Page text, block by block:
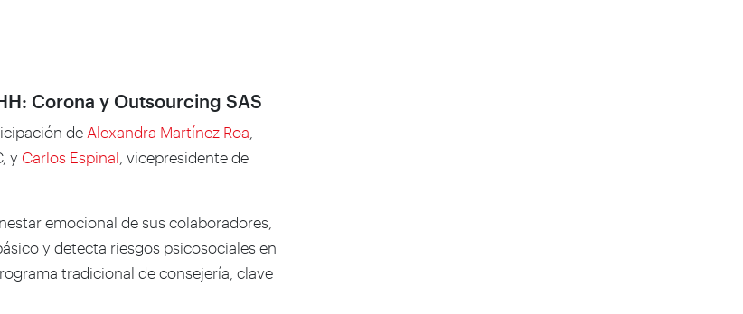
Corona y Outsourcing SAS
de Alexandra Martínez Roa
y Carlos Espinal , vicepresidente de
emocional de sus colaboradores,
y detecta riesgos psicosociales en
tradicional de consejería, clave